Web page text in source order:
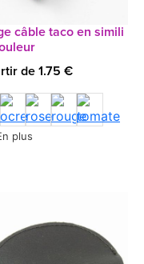
câble taco en simili
de 1.75 €
plus